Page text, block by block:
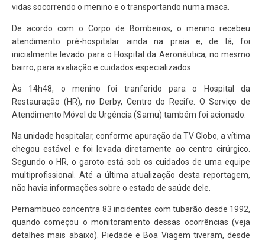
vidas socorrendo o menino e o transportando numa maca.
De acordo com o Corpo de Bombeiros, o menino recebeu
atendimento pré-hospitalar ainda na praia e, de lá, foi
inicialmente levado para o Hospital da Aeronáutica, no mesmo
bairro, para avaliação e cuidados especializados.
Às 14h48, o menino foi tranferido para o Hospital da
Restauração (HR), no Derby, Centro do Recife. O Serviço de
Atendimento Móvel de Urgência (Samu) também foi acionado.
Na unidade hospitalar, conforme apuração da TV Globo, a vítima
chegou estável e foi levada diretamente ao centro cirúrgico.
Segundo o HR, o garoto está sob os cuidados de uma equipe
multiprofissional. Até a última atualização desta reportagem,
não havia informações sobre o estado de saúde dele.
Pernambuco concentra 83 incidentes com tubarão desde 1992,
quando começou o monitoramento dessas ocorrências (veja
detalhes mais abaixo). Piedade e Boa Viagem tiveram, desde